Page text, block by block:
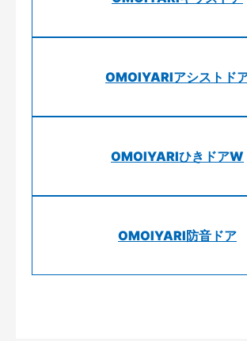
OMOIYARIアシストド
OMOIYARIひきドアW
OMOIYARI防音ドア